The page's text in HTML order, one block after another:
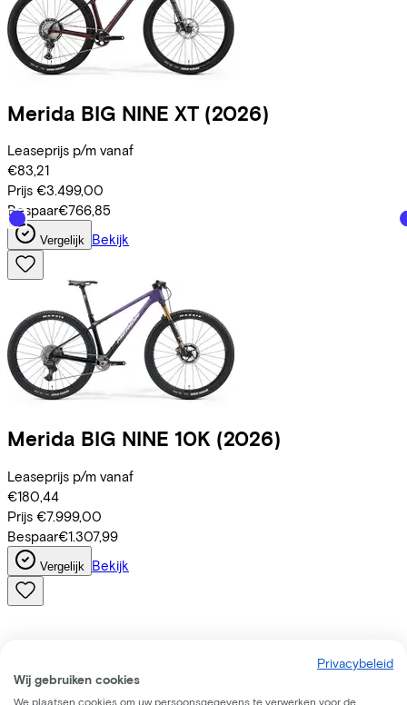
Merida BIG NINE XT (2026)
Leaseprijs p/m vanaf
€83,21
Prijs €3.499,00
Bespaar€766,85
Vergelijk Bekijk
Merida BIG NINE 10K (2026)
Leaseprijs p/m vanaf
€180,44
Prijs €7.999,00
Bespaar€1.307,99
Vergelijk Bekijk
Privacybeleid
Wij gebruiken cookies
We plaatsen cookies om uw persoonsgegevens te verwerken voor de